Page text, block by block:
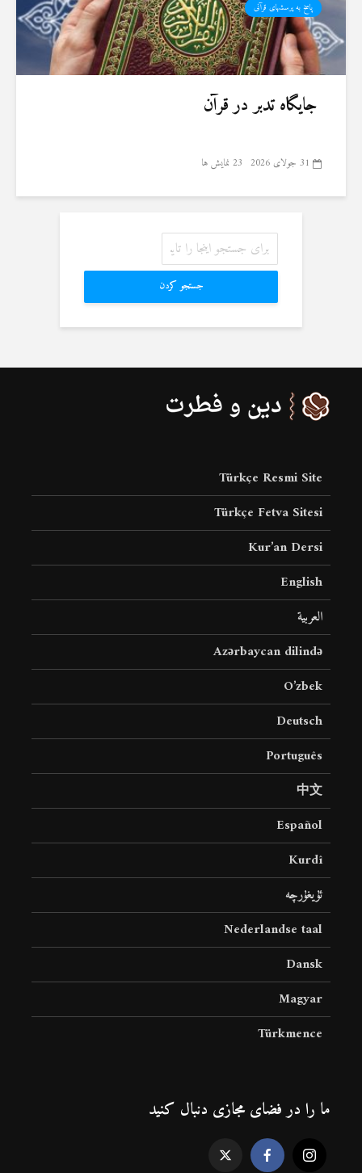
پاسخ به پرسشهای قرآنی
جایگاه تدبر در قرآن
31 جولای 2026 23 نمایش ها
جستجو کردن
Türkçe Resmi Site
Türkçe Fetva Sitesi
Kur’an Dersi
English
العربية
Azərbaycan dilində
O’zbek
Deutsch
Português
中文
Español
Kurdî
ئۇيغۇرچە
Nederlandse taal
Dansk
Magyar
Türkmence
ما را در فضای مجازی دنبال کنید